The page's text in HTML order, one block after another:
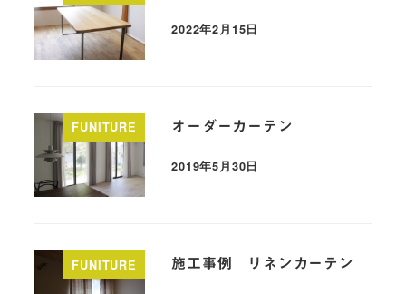
2022年2月15日
FUNITURE オーダーカーテン
2019年5月30日
FUNITURE 施工事例 リネンカーテン